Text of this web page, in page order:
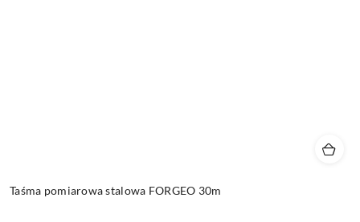
Taśma pomiarowa stalowa FORGEO 30m